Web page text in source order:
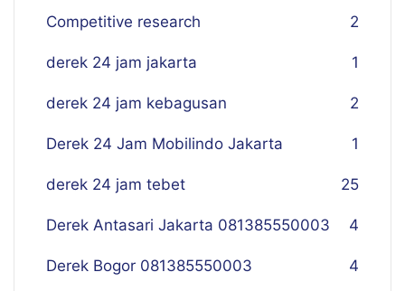
Competitive research 2
derek 24 jam jakarta 1
derek 24 jam kebagusan 2
Derek 24 Jam Mobilindo Jakarta 1
derek 24 jam tebet 25
Derek Antasari Jakarta 081385550003 4
Derek Bogor 081385550003 4